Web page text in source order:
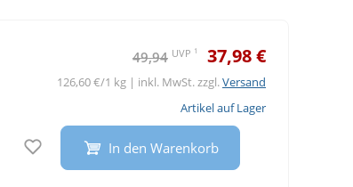
49,94 UVP 1 37,98 €
126,60 €/1 kg | inkl. MwSt. zzgl.Versand
Artikel auf Lager
Auf den Merkzettel
In den Warenkorb